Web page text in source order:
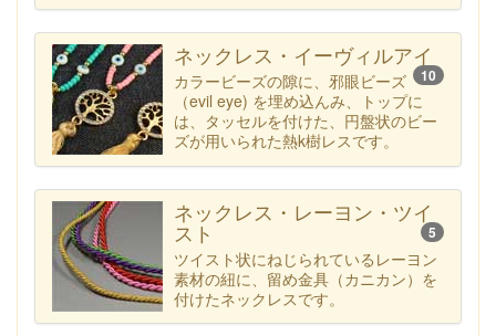
ネックレス・イーヴィルアイ
10
カラービーズの隙に、邪眼ビーズ
（evil eye) を埋め込んみ、トップに
は、タッセルを付けた、円盤状のビー
ズが用いられた熱k樹レスです。
ネックレス・レーヨン・ツイ
スト 5
ツイスト状にねじられているレーヨン
素材の紐に、留め金具（カニカン）を
付けたネックレスです。